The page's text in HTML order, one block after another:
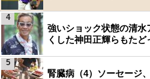
強いショック状態の清
くした神田正輝らもた
4
腎臓病（4）ソーセージ
5